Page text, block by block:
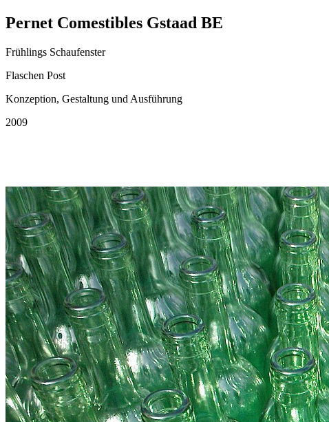
Pernet Comestibles Gstaad BE
Frühlings Schaufenster
Flaschen Post
Konzeption, Gestaltung und Ausführung
2009